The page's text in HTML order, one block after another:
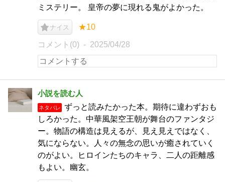
ミステリー。 皇帝の夢に現れる鬼がよかった。
ナイス ★10
コメント(0) 2025/04/28
小説を読む人
ネタバレ
ずっと読みたかった本。期待に違わずおも
しろかった。中華風架空王朝が舞台のファンタジ
ー。物語の構造は見えるが、見え見えではなく、
気にならない。人々の無念の思いが癒されていく
のがよい。ヒロインたちのキャラ、二人の距離感
もよい。幽玄。